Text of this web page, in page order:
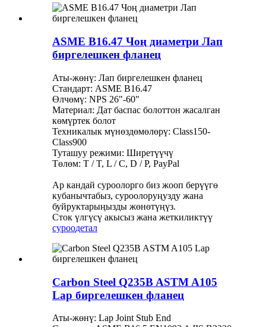
ASME B16.47 Чоң диаметри Лап
биргелешкен фланец
Аты-жөнү: Лап биргелешкен фланец
Стандарт: ASME B16.47
Өлчөмү: NPS 26"-60"
Материал: Дат баспас болоттон жасалган
көмүртек болот
Техникалык мүнөздөмөлөрү: Class150-
Class900
Туташуу режими: Ширетүүчү
Төлөм: T / T, L / C, D / P, PayPal
Ар кандай суроолорго биз жооп берүүгө
кубанычтабыз, суроолоруңузду жана
буйруктарыңызды жөнөтүңүз.
Сток үлгүсү акысыз жана жеткиликтүү
суроодетал
Carbon Steel Q235B ASTM A105
Lap биргелешкен фланец
Аты-жөнү: Lap Joint Stub End